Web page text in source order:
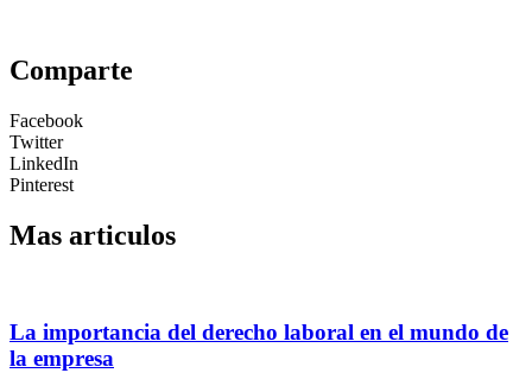
Comparte
Facebook
Twitter
LinkedIn
Pinterest
Mas articulos
La importancia del derecho laboral en el mundo de
la empresa